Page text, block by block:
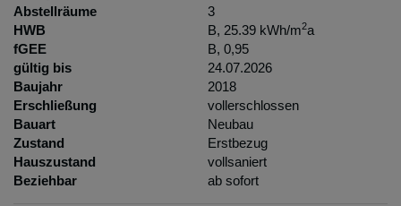
Abstellräume
3
HWB
B, 25.39 kWh/m2a
fGEE
B, 0,95
gültig bis
24.07.2026
Baujahr
2018
Erschließung
vollerschlossen
Bauart
Neubau
Zustand
Erstbezug
Hauszustand
vollsaniert
Beziehbar
ab sofort